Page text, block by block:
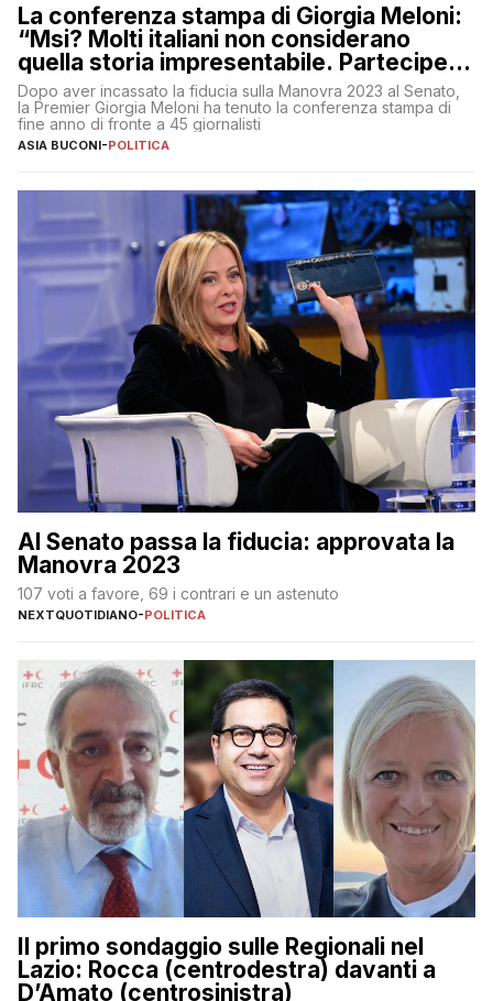
La conferenza stampa di Giorgia Meloni:
“Msi? Molti italiani non considerano
quella storia impresentabile. Parteciperò
al 25 aprile”
Dopo aver incassato la fiducia sulla Manovra 2023 al Senato,
la Premier Giorgia Meloni ha tenuto la conferenza stampa di
fine anno di fronte a 45 giornalisti
ASIA BUCONI-POLITICA
Al Senato passa la fiducia: approvata la
Manovra 2023
107 voti a favore, 69 i contrari e un astenuto
NEXTQUOTIDIANO-POLITICA
Il primo sondaggio sulle Regionali nel
Lazio: Rocca (centrodestra) davanti a
D’Amato (centrosinistra)